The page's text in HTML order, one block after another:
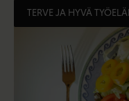
TERVE JA HYVÄ